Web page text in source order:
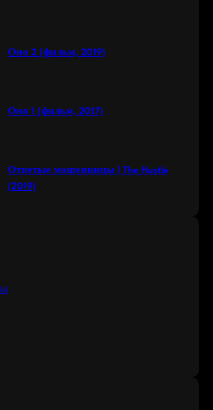
Оно 2 (фильм, 2019)
Оно 1 (фильм, 2017)
Отпетые мошенницы | The Hustle
(2019)